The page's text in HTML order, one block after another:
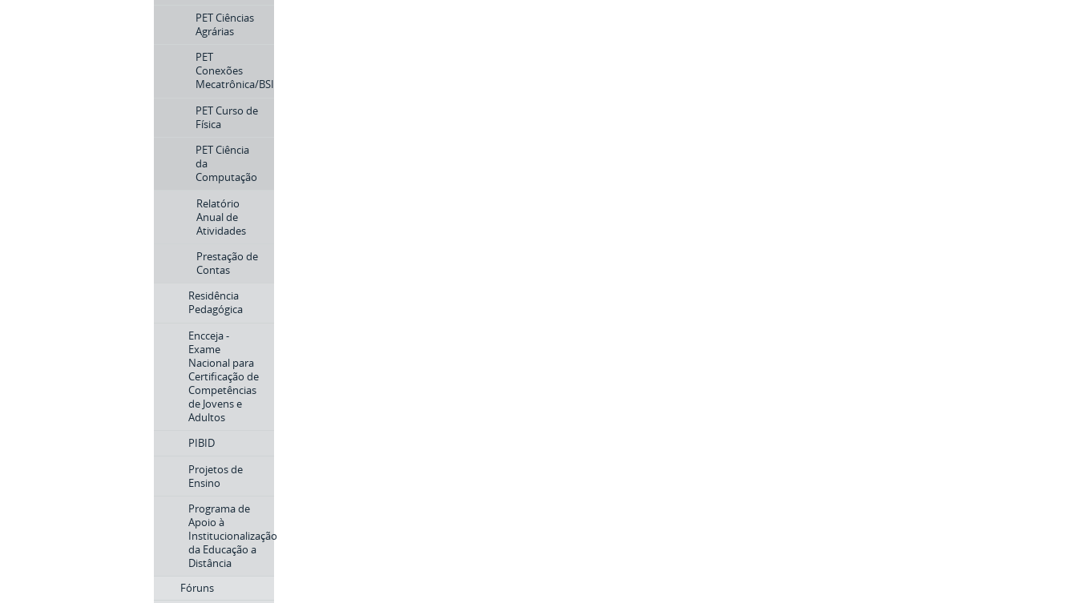
PET Ciências
Agrárias
PET
Conexões
Mecatrônica/BSI
PET Curso de
Física
PET Ciência
da
Computação
Relatório
Anual de
Atividades
Prestação de
Contas
Residência
Pedagógica
Encceja -
Exame
Nacional para
Certificação de
Competências
de Jovens e
Adultos
PIBID
Projetos de
Ensino
Programa de
Apoio à
Institucionalização
da Educação a
Distância
Fóruns